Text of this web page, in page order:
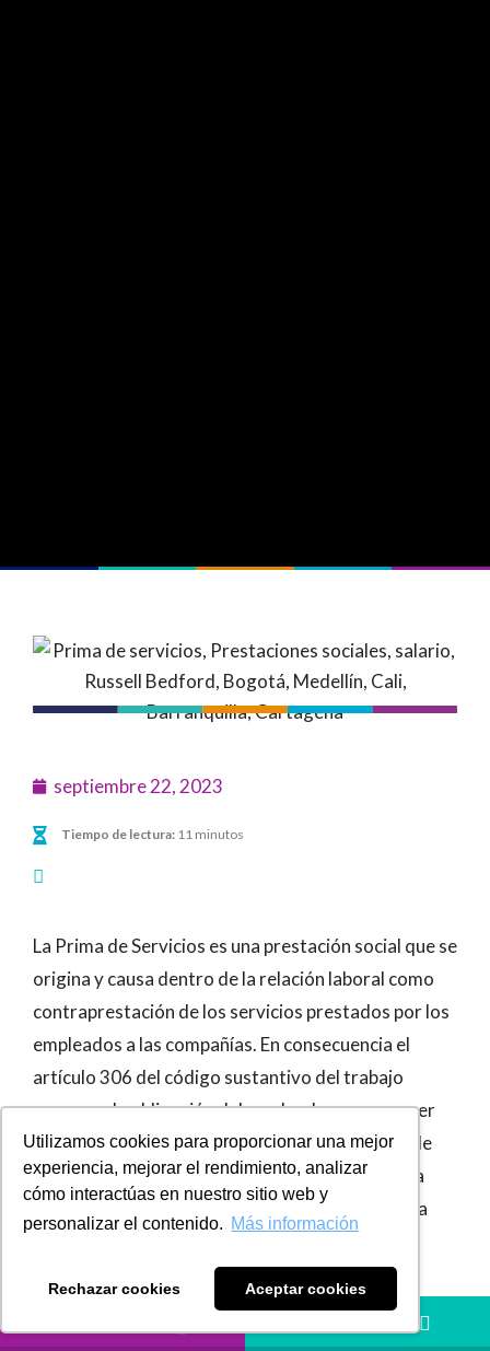
Utilizamos cookies para proporcionar una mejor
experiencia, mejorar el rendimiento, analizar
cómo interactúas en nuestro sitio web y
personalizar el contenido. Más información
Rechazar cookies Aceptar cookies
septiembre 22, 2023
Tiempo de lectura: 11 minutos
La Prima de Servicios es una prestación social que se
origina y causa dentro de la relación laboral como
contraprestación de los servicios prestados por los
empleados a las compañías. En consecuencia el
artículo 306 del código sustantivo del trabajo
consagra la obligación del empleador a reconocer
30 días de salario por año laborado a cada uno de
sus empleados distribuyendo el valor de manera
semestral, el año gravable correspondiente de la
La mitad máximo hasta el 30 de junio. Y,
La otra mitad dentro de los primeros 20 días del